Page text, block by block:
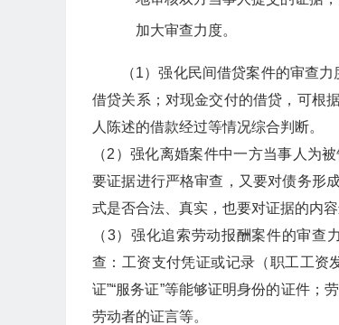
加大审查力度。
（1）强化民间借贷案件的审查
借贷关系；对现金交付的借贷，可根
人陈述的借款经过等情况综合判断。
（2）强化离婚案件中一方当事人为
要证据进行严格审查，又要对债务形
式是否合法、真实，也要对证据的内
（3）强化追索劳动报酬案件的审
查：工资支付凭证或记录（职工工资
证”“服务证”等能够证明身份的证件；
劳动者的证言等。